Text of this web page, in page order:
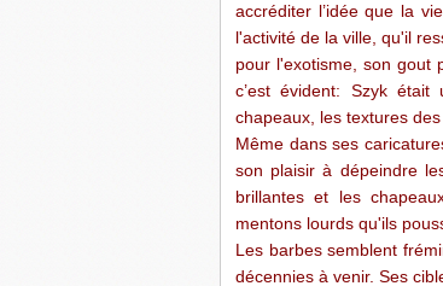
accréditer l’idée que la
l'activité de la ville, qu'il
pour l'exotisme, son gout
c’est évident: Szyk
chapeaux, les textures
Même dans ses
son plaisir à dépeindre
brillantes et les
mentons lourds qu'ils
Les barbes semblent
décennies à venir. Ses